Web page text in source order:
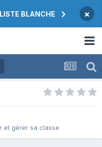
BLANCHE ×
et gérer sa classe